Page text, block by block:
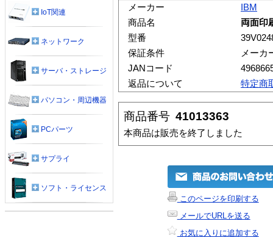
メーカー
IBM
商品名
両面印
型番
保証条件
メーカ
JANコード
返品について
特定商
商品番号 41013363
本商品は販売を終了しました
このページを印刷する
メールでURLを送る
お気に入りに追加する
IoT関連
ネットワーク
サーバ・ストレージ
パソコン・周辺機器
PCパーツ
サプライ
ソフト・ライセンス